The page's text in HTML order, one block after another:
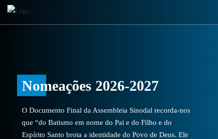
Nomeações 2026-2027
O Documento Final da Assembleia Sinodal recorda-nos
que “do Batismo em nome do Pai e do Filho e do
Espírito Santo brota a identidade do Povo de Deus. Ele